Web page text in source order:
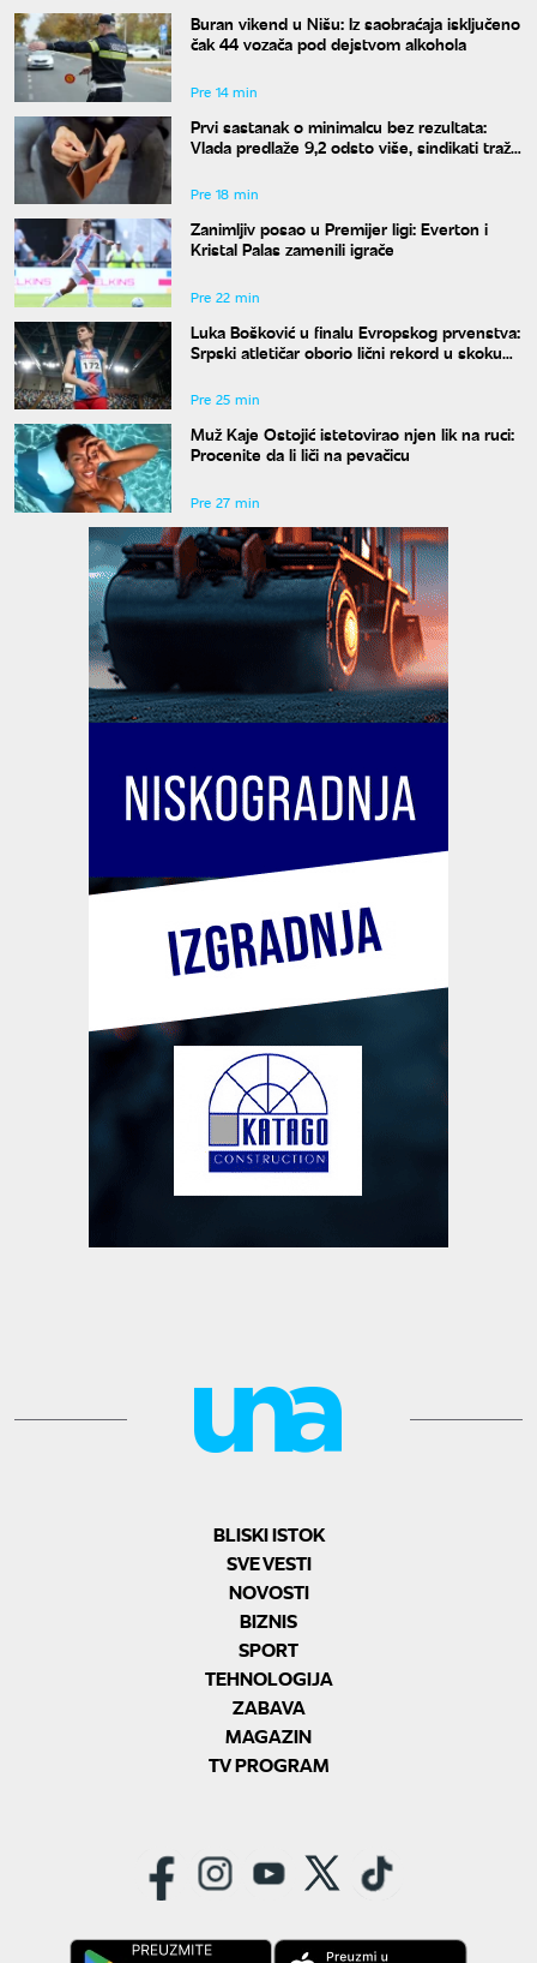
Buran vikend u Nišu: Iz saobraćaja isključeno
čak 44 vozača pod dejstvom alkohola
Pre 14 min
Prvi sastanak o minimalcu bez rezultata:
Vlada predlaže 9,2 odsto više, sindikati traže
Pre 18 min
Zanimljiv posao u Premijer ligi: Everton i
Kristal Palas zamenili igrače
Pre 22 min
Luka Bošković u finalu Evropskog prvenstva:
Srpski atletičar oborio lični rekord u skoku
Pre 25 min
Muž Kaje Ostojić istetovirao njen lik na ruci:
Procenite da li liči na pevačicu
Pre 27 min
BLISKI ISTOK
SVE VESTI
NOVOSTI
BIZNIS
SPORT
TEHNOLOGIJA
ZABAVA
MAGAZIN
TV PROGRAM